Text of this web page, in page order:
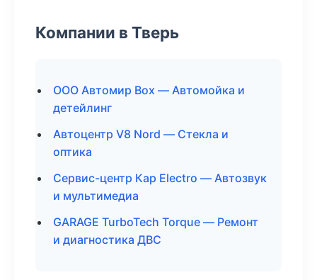
Компании в Тверь
ООО Автомир Box — Автомойка и
детейлинг
Автоцентр V8 Nord — Стекла и
оптика
Сервис-центр Кар Electro — Автозвук
и мультимедиа
GARAGE TurboTech Torque — Ремонт
и диагностика ДВС